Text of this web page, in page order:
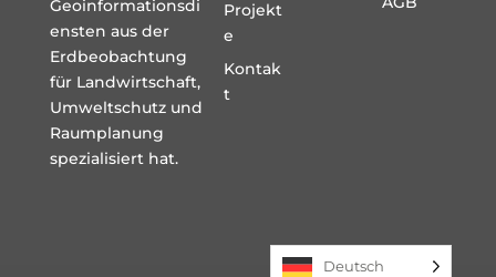
Geoinformationsdi
ensten aus der
Erdbeobachtung
für Landwirtschaft,
Umweltschutz und
Raumplanung
spezialisiert hat.
Projekt
e
Kontak
t
Deutsch